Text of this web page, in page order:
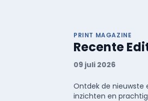
PRINT MAGAZINE
Recente
09 juli 2026
Ontdek de nieuwste
inzichten en